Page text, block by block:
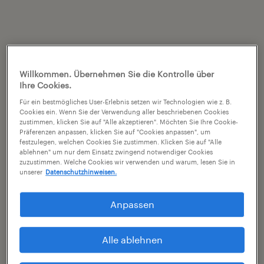
Willkommen. Übernehmen Sie die Kontrolle über
Ihre Cookies.
Für ein bestmögliches User-Erlebnis setzen wir Technologien wie z. B.
Cookies ein. Wenn Sie der Verwendung aller beschriebenen Cookies
zustimmen, klicken Sie auf "Alle akzeptieren". Möchten Sie Ihre Cookie-
Präferenzen anpassen, klicken Sie auf "Cookies anpassen", um
festzulegen, welchen Cookies Sie zustimmen. Klicken Sie auf "Alle
ablehnen" um nur dem Einsatz zwingend notwendiger Cookies
zuzustimmen. Welche Cookies wir verwenden und warum, lesen Sie in
unserer Datenschutzhinweisen.
Anpassen
Alle ablehnen